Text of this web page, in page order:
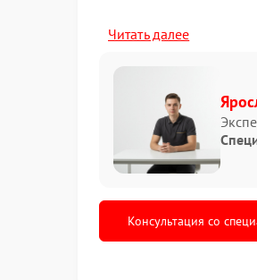
Основные
Среди типичных
и переход в режим
критический уровень
оперативного
Износ элементов
высоких температур
Читать далее
Консультация со